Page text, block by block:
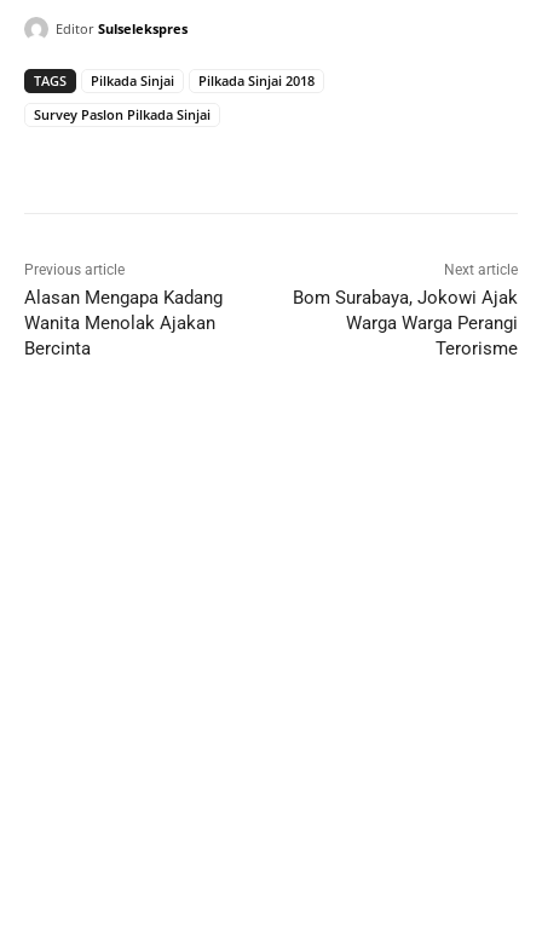
Editor Sulselekspres
TAGS Pilkada Sinjai
Pilkada Sinjai 2018
Survey Paslon Pilkada Sinjai
Previous article
Alasan Mengapa Kadang
Wanita Menolak Ajakan
Bercinta
Next article
Bom Surabaya, Jokowi Ajak
Warga Warga Perangi
Terorisme